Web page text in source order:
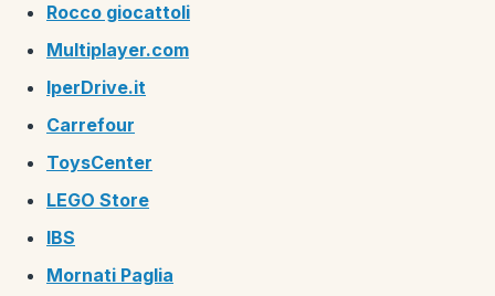
Rocco giocattoli
Multiplayer.com
IperDrive.it
Carrefour
ToysCenter
LEGO Store
IBS
Mornati Paglia